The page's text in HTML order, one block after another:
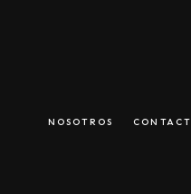
NOSOTROS